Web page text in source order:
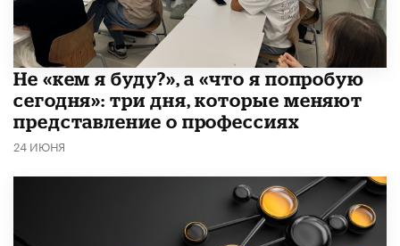
Не «кем я буду?», а «что я попробую
сегодня»: три дня, которые меняют
представление о профессиях
24 ИЮНЯ